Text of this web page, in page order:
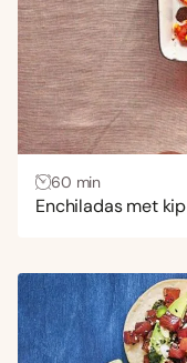
60 min
Enchiladas met kip